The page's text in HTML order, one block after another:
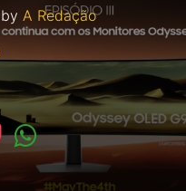
by A Redação